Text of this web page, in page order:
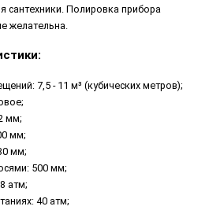
сантехники. Полировка прибора
желательна.
7,5 - 11 м³ (кубических метров);
мм;
мм;
мм;
500 мм;
атм;
40 атм;